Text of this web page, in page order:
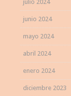
julio 2024
junio 2024
mayo 2024
abril 2024
enero 2024
diciembre 2023